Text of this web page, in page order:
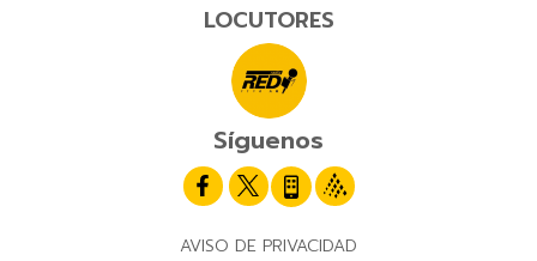
LOCUTORES
Síguenos
AVISO DE PRIVACIDAD